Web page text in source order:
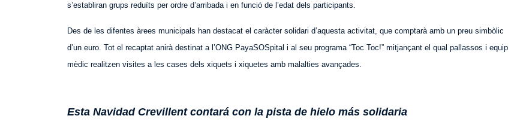
s’establiran grups reduïts per ordre d’arribada i en funció de l’edat dels participants.
Des de les difentes àrees municipals han destacat el caràcter solidari d’aquesta activitat, que comptarà amb un preu simbòlic
d’un euro. Tot el recaptat anirà destinat a l’ONG PayaSOSpital i al seu programa “Toc Toc!” mitjançant el qual pallassos i equip
mèdic realitzen visites a les cases dels xiquets i xiquetes amb malalties avançades.
Esta Navidad Crevillent contará con la pista de hielo más solidaria